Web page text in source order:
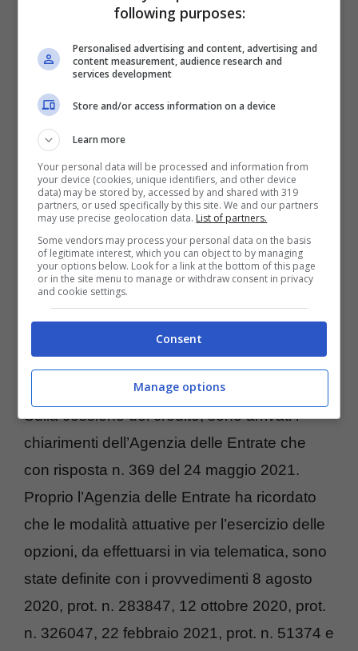
Sulla cessione del credito, sono arrivati i
chiarimenti dell’Agenzia delle Entrate che
con risposta n. 369 del 24 maggio 2021.
Proprio l’Agenzia delle Entrate ha ricordato
che le modalità attuative per l’esercizio delle
opzioni, da effettuarsi in via telematica, sono
state definite con i provvedimenti 8 agosto
2020, prot. n. 283847, 12 ottobre 2020, prot.
n. 326047, 22 febbraio 2021, prot. n. 51374 e
following purposes:
Personalised advertising and content, advertising and
content measurement, audience research and
services development
Store and/or access information on a device
Learn more
Your personal data will be processed and information from
your device (cookies, unique identifiers, and other device
data) may be stored by, accessed by and shared with 319
partners, or used specifically by this site. We and our partners
may use precise geolocation data. List of partners.
Some vendors may process your personal data on the basis
of legitimate interest, which you can object to by managing
your options below. Look for a link at the bottom of this page
or in the site menu to manage or withdraw consent in privacy
and cookie settings.
Consent
Manage options